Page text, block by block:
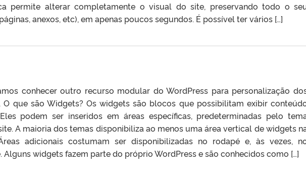
permite alterar completamente o visual do site, preservando todo o
anexos, etc), em apenas poucos segundos. É possível ter vários […]
conhecer outro recurso modular do WordPress para personalização
O que são Widgets? Os widgets são blocos que possibilitam exibir
podem ser inseridos em áreas específicas, predeterminadas pelo
A maioria dos temas disponibiliza ao menos uma área vertical de widgets
adicionais costumam ser disponibilizadas no rodapé e, às vezes,
Alguns widgets fazem parte do próprio WordPress e são conhecidos como […]